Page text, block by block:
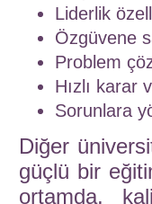
Liderlik
Özgüvene
Problem
Hızlı karar
Sorunlara
Diğer
güçlü bir
ortamda,